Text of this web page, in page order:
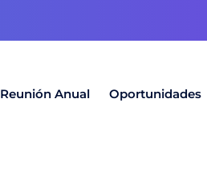
Reunión Anual Oportunidades